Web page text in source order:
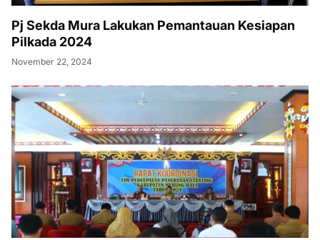
Pj Sekda Mura Lakukan Pemantauan Kesiapan
Pilkada 2024
November 22, 2024